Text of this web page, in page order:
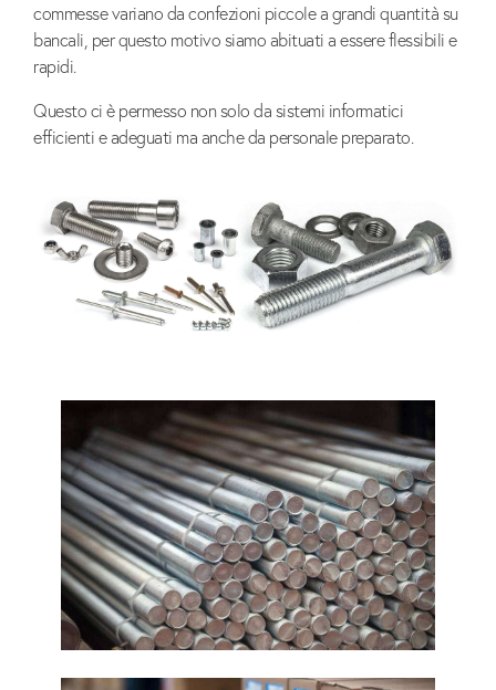
commesse variano da confezioni piccole a grandi quantità su
bancali, per questo motivo siamo abituati a essere flessibili e
rapidi.
Questo ci è permesso non solo da sistemi informatici
efficienti e adeguati ma anche da personale preparato.